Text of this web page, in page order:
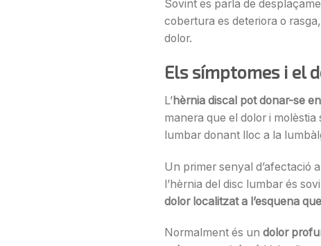
Sovint es parla de
cobertura es deteriora o
dolor.
Els símptomes i el
L’hèrnia discal pot donar-se
manera que el dolor i
lumbar donant lloc a la
Un primer senyal d’afectació
l’hèrnia del disc lumbar és
dolor localitzat a l’esquena
Normalment és un dolor